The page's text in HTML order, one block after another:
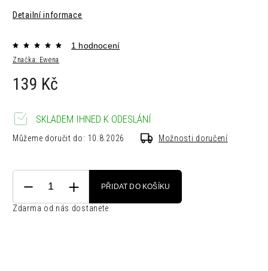
Detailní informace
Značka: Ewena
1 hodnocení
139 Kč
SKLADEM IHNED K ODESLÁNÍ
Můžeme doručit do: 10.8.2026 Možnosti doručení
PŘIDAT DO KOŠÍKU
Zdarma od nás dostanete